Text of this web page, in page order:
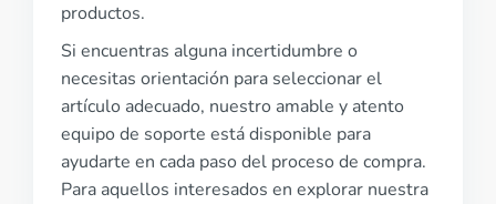
productos.
Si encuentras alguna incertidumbre o
necesitas orientación para seleccionar el
artículo adecuado, nuestro amable y atento
equipo de soporte está disponible para
ayudarte en cada paso del proceso de compra.
Para aquellos interesados en explorar nuestra